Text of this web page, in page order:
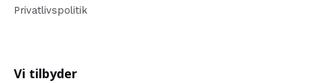
Privatlivspolitik
Vi tilbyder